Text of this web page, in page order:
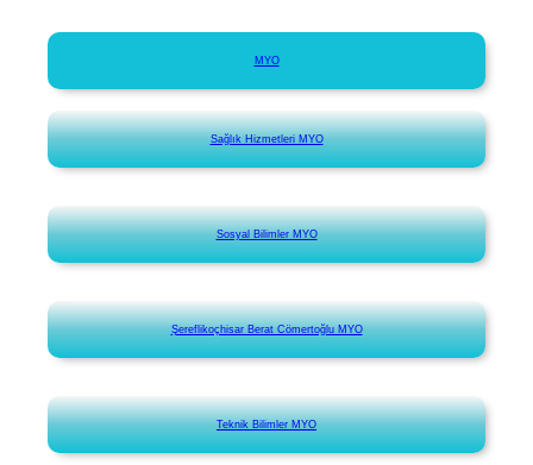
MYO
Sağlık Hizmetleri MYO
Sosyal Bilimler MYO
Şereflikoçhisar Berat Cömertoğlu MYO
Teknik Bilimler MYO